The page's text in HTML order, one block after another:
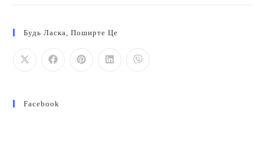
Будь Ласка, Поширте Це
Facebook